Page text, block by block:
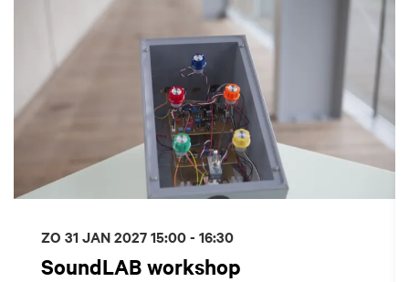
SoundLAB workshop
ZO 31 JAN 202715:00 - 16:30